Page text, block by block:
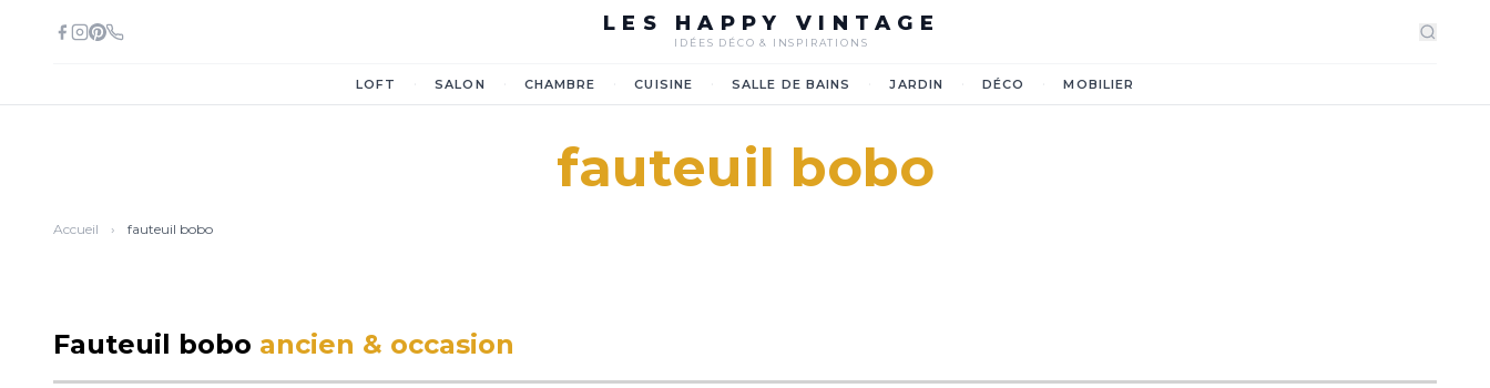
LES HAPPY VINTAGE
IDÉES DÉCO & INSPIRATIONS
LOFT SALON CHAMBRE CUISINE SALLE DE BAINS JARDIN DÉCO MOBILIER
fauteuil bobo
Accueil › fauteuil bobo
Fauteuil bobo ancien & occasion